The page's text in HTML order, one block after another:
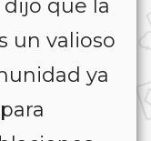
que la
un valioso
ya